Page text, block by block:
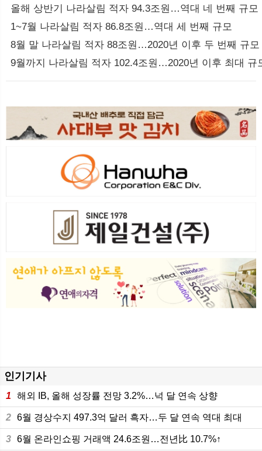
올해 상반기 나라살림 적자 94.3조원…역대 네 번째 규모
1~7월 나라살림 적자 86.8조원…역대 세 번째 규모
8월 말 나라살림 적자 88조원…2020년 이후 두 번째 규모
9월까지 나라살림 적자 102.4조원…2020년 이후 최대 규
인기기사
1 해외 IB, 올해 성장률 전망 3.2%…넉 달 연속 상향
2 6월 경상수지 497.3억 달러 흑자…두 달 연속 역대 최대
3 6월 온라인쇼핑 거래액 24.6조원…전년比 10.7%↑